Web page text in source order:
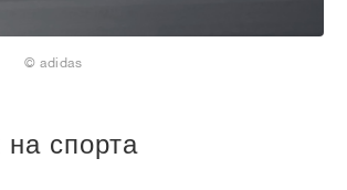
© adidas
на спорта